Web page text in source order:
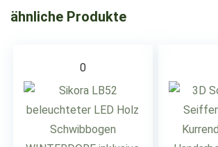
ähnliche Produkte
0